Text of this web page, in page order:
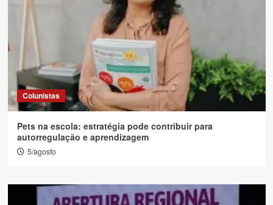
Colunistas
Pets na escola: estratégia pode contribuir para
autorregulação e aprendizagem
5/agosto